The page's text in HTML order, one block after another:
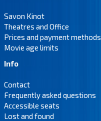
Savon Kinot
Theatres and Office
Prices and payment methods
Movie age limits
Info
Contact
Frequently asked questions
Accessible seats
Lost and found